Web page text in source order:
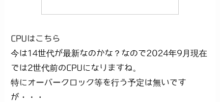
CPUはこちら
今は14世代が最新なのかな？なので2024年9月現在
では2世代前のCPUになりますね。
特にオーバークロック等を行う予定は無いです
が・・・